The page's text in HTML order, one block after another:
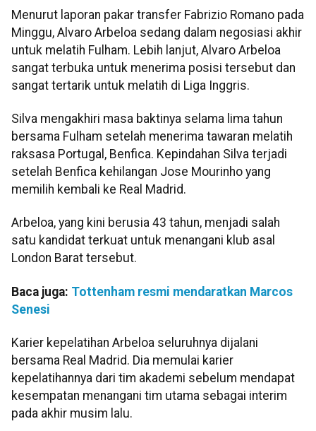
Menurut laporan pakar transfer Fabrizio Romano pada
Minggu, Alvaro Arbeloa sedang dalam negosiasi akhir
untuk melatih Fulham. Lebih lanjut, Alvaro Arbeloa
sangat terbuka untuk menerima posisi tersebut dan
sangat tertarik untuk melatih di Liga Inggris.
Silva mengakhiri masa baktinya selama lima tahun
bersama Fulham setelah menerima tawaran melatih
raksasa Portugal, Benfica. Kepindahan Silva terjadi
setelah Benfica kehilangan Jose Mourinho yang
memilih kembali ke Real Madrid.
Arbeloa, yang kini berusia 43 tahun, menjadi salah
satu kandidat terkuat untuk menangani klub asal
London Barat tersebut.
Baca juga: Tottenham resmi mendaratkan Marcos
Senesi
Karier kepelatihan Arbeloa seluruhnya dijalani
bersama Real Madrid. Dia memulai karier
kepelatihannya dari tim akademi sebelum mendapat
kesempatan menangani tim utama sebagai interim
pada akhir musim lalu.